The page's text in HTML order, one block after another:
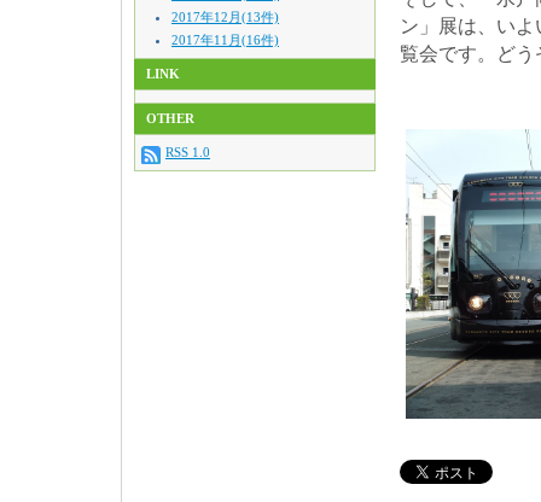
2017年12月(13件)
2017年11月(16件)
LINK
OTHER
RSS 1.0
ン」展は、い
覧会です。ど